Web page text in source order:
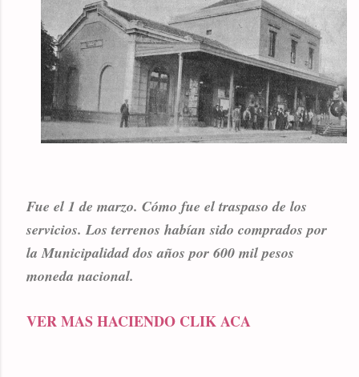
Fue el 1 de marzo. Cómo fue el traspaso de los
servicios. Los terrenos habían sido comprados por
la Municipalidad dos años por 600 mil pesos
moneda nacional.
VER MAS HACIENDO CLIK ACA